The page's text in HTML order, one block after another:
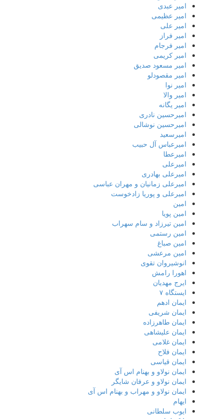
امیر عبدی
امیر عظیمی
امیر علی
امیر فراز
امیر فرجام
امیر کریمی
امیر مسعود صدیق
امیر مقصودلو
امیر نوا
امیر والا
امیر یگانه
امیرحسین نادری
امیرحسین نوشالی
امیرسعید
امیرعباس آل حبیب
امیرعطا
امیرعلی
امیرعلی بهادری
امیرعلی زمانیان و مهران عباسی
امیرعلی و پوریا زادخوست
امین
امین پویا
امین تیرزاد و سام سهراب
امین رستمی
امین صباغ
امین مرعشی
انوشیروان تقوی
اهورا رامش
ایرج مهدیان
ایستگاه ۷
ایمان ادهم
ایمان شریفی
ایمان طاهرزاده
ایمان علیشاهی
ایمان غلامی
ایمان فلاح
ایمان قیاسی
ایمان نولاو و بهنام اس آی
ایمان نولاو و عرفان شایگر
ایمان نولاو و مهراب و بهنام اس آی
ایهام
ایوب سلطانی